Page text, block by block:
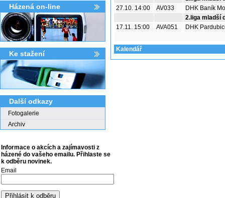
Házená on-line
Ke stažení­
Další odkazy
Fotogalerie
Archiv
Informace o akcích a zajímavosti z
házené do vašeho emailu. Přihlaste se
k odběru novinek.
Email
27.10. 14:00
AV033
DHK Baník
2.liga mladší
17.11. 15:00
AVA051 DHK
Kalendář